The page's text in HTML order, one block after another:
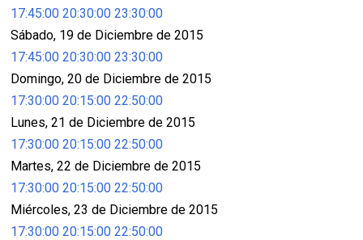
17:45:0020:30:0023:30:00
Sábado, 19 de Diciembre de 2015
17:45:0020:30:0023:30:00
Domingo, 20 de Diciembre de 2015
17:30:0020:15:0022:50:00
Lunes, 21 de Diciembre de 2015
17:30:0020:15:0022:50:00
Martes, 22 de Diciembre de 2015
17:30:0020:15:0022:50:00
Miércoles, 23 de Diciembre de 2015
17:30:0020:15:0022:50:00